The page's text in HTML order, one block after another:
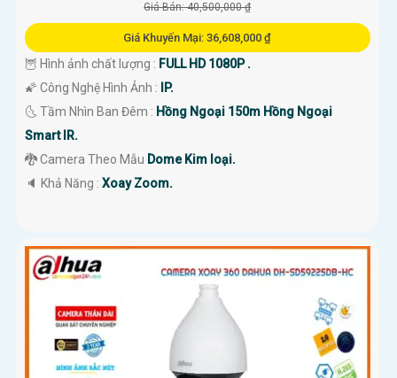
Giá Bán: 40,500,000 ₫
Giá Khuyến Mại: 36,608,000 ₫
🦉 Hình ảnh chất lượng : FULL HD 1080P .
🌠 Công Nghệ Hình Ảnh :
IP.
🌜 Tầm Nhìn Ban Đêm : Hồng Ngoại 150m Hồng Ngoại
Smart IR.
🐉️ Camera Theo Mẫu Dome Kim loại.
️🔈 Khả Năng : Xoay Zoom.